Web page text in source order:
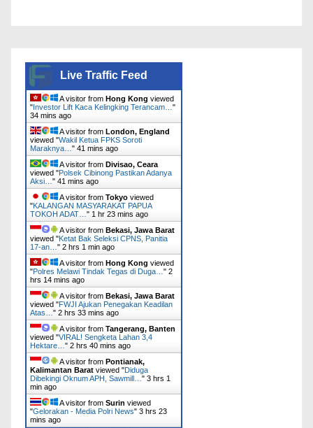
Live Traffic Feed
A visitor from Hong Kong viewed
"Investor Lift Kaca Kelingking Terancam… "
34 mins ago
A visitor from London, England
viewed "Wakil Ketua FPKS Soroti
Maraknya… " 41 mins ago
A visitor from Divisao, Ceara
viewed "Polsek Cibinong Pastikan Adanya
Aksi… " 41 mins ago
A visitor from Tokyo viewed
"KALANGAN MASYARAKAT PAPUA
TOKOH ADAT… " 1 hr 23 mins ago
A visitor from Bekasi, Jawa Barat
viewed "Ketat Bak Seleksi CPNS, Panitia
17-an… " 2 hrs 1 min ago
A visitor from Hong Kong viewed
"Polres Melawi Tindak Tegas di Duga… " 2
hrs 14 mins ago
A visitor from Bekasi, Jawa Barat
viewed "FWJI Ajukan Penegakan Keadilan
Atas… " 2 hrs 33 mins ago
A visitor from Tangerang, Banten
viewed "VIRAL! Sengketa Lahan 3,4
Hektare… " 2 hrs 40 mins ago
A visitor from Pontianak,
Kalimantan Barat viewed "Diduga
Dibekingi Oknum APH, Sawmill… " 3 hrs 1
min ago
A visitor from Surin viewed
"Gelorakan - Media Polri News" 3 hrs 23
mins ago